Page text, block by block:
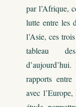
par l’Afrique,
lutte entre les
l’Asie, ces
tableau
rapports
avec